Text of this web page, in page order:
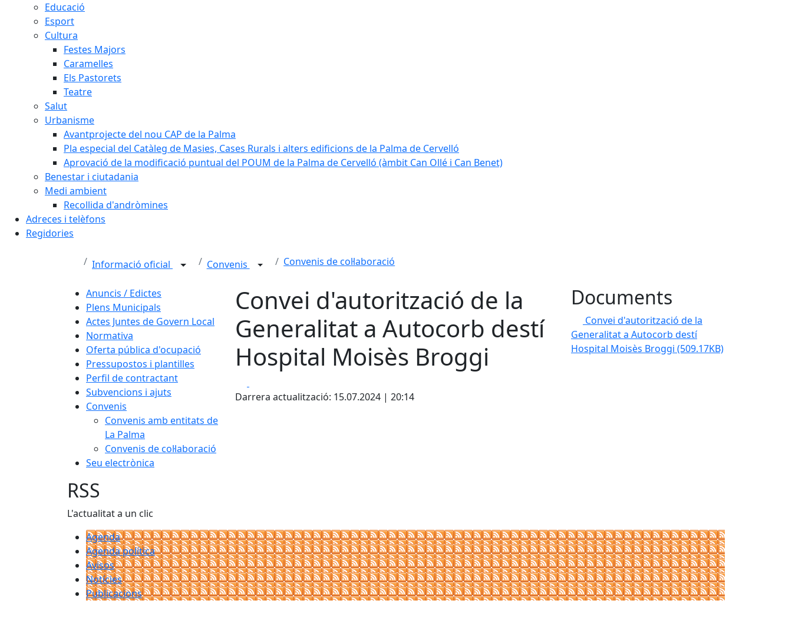
Educació
Esport
Cultura
Festes Majors
Caramelles
Els Pastorets
Teatre
Salut
Urbanisme
Avantprojecte del nou CAP de la Palma
Pla especial del Catàleg de Masies, Cases Rurals i alters edificions de la Palma de Cervelló
Aprovació de la modificació puntual del POUM de la Palma de Cervelló (àmbit Can Ollé i Can Benet)
Benestar i ciutadania
Medi ambient
Recollida d'andròmines
Adreces i telèfons
Regidories
Informació oficial Convenis Convenis de col·laboració
Anuncis / Edictes
Plens Municipals
Actes Juntes de Govern Local
Normativa
Oferta pública d'ocupació
Pressupostos i plantilles
Perfil de contractant
Subvencions i ajuts
Convenis
Convenis amb entitats de
La Palma
Convenis de col·laboració
Seu electrònica
Convei d'autorització de la
Generalitat a Autocorb destí
Hospital Moisès Broggi
Darrera actualització: 15.07.2024 | 20:14
Documents
Convei d'autorització de la
Generalitat a Autocorb destí
Hospital Moisès Broggi (509.17KB)
RSS
L'actualitat a un clic
Agenda
Agenda política
Avisos
Notícies
Publicacions